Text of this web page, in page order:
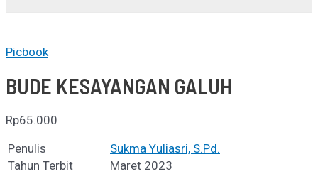
Picbook
BUDE KESAYANGAN GALUH
Rp65.000
Penulis
Sukma Yuliasri, S.Pd.
Tahun Terbit
Maret 2023